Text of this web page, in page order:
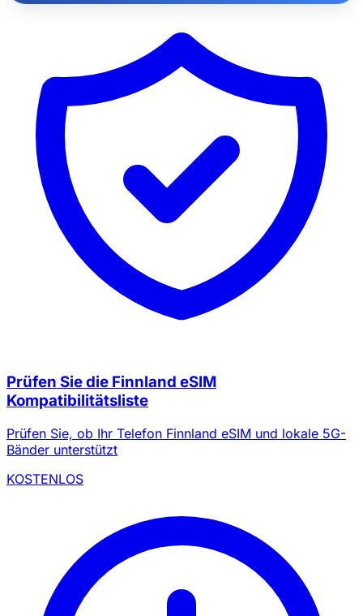
Prüfen Sie die Finnland eSIM
Kompatibilitätsliste
Prüfen Sie, ob Ihr Telefon Finnland eSIM und lokale 5G-
Bänder unterstützt
KOSTENLOS